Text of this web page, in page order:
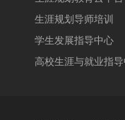
生涯规划导师培训
学生发展指导中心
高校生涯与就业指